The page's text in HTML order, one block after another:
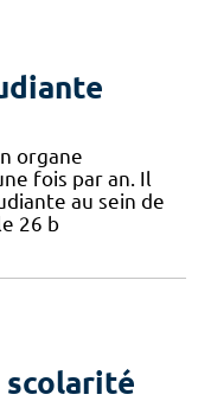
organe
fois par an. Il
au sein de
26 b
scolarité